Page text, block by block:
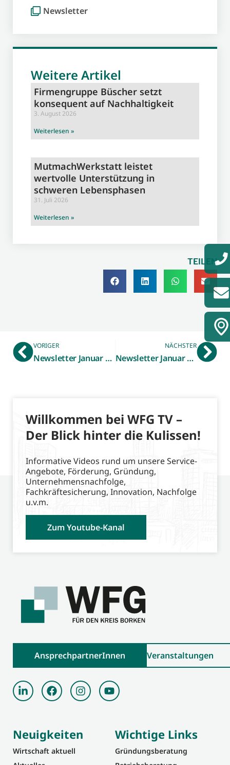
Newsletter
Weitere Artikel
Firmengruppe Büscher setzt
konsequent auf Nachhaltigkeit
3. August 2026
Weiterlesen »
MutmachWerkstatt leistet
wertvolle Unterstützung in
schweren Lebensphasen
31. Juli 2026
Weiterlesen »
TEILEN
VORIGER
Newsletter Januar 2020 – Serienerfolg „Made in Westmünsterland“: Radio WMW und WFG bringen Hidden Champions ins Ohr
NÄCHSTER
Newsletter Januar 2020 – Umfrage zum Fachkräftemangel: Unternehmen rücken näher an den Nachwuchs heran
Willkommen bei WFG TV –
Der Blick hinter die Kulissen!
Informative Videos rund um unsere Service-
Angebote, Förderung, Gründung,
Unternehmensnachfolge,
Fachkräftesicherung, Innovation, Nachfolge
u.v.m.
Zum Youtube-Kanal
AnsprechpartnerInnen Veranstaltungen
Neuigkeiten
Wirtschaft aktuell
Wichtige Links
Gründungsberatung